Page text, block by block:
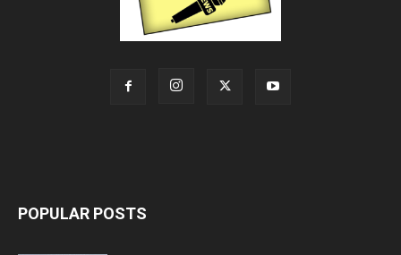
POPULAR POSTS